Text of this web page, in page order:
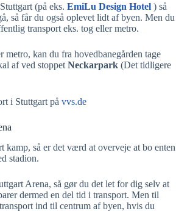
(på eks. EmiLu Design Hotel ) så
så får du også oplevet lidt af byen. Men du
transport eks. tog eller metro.
metro, kan du fra hovedbanegården tage
af ved stoppet Neckarpark (Det tidligere
i Stuttgart på vvs.de
kamp, så er det værd at overveje at bo enten
stadion.
Arena, så gør du det let for dig selv at
dermed en del tid i transport. Men til
ind til centrum af byen, hvis du